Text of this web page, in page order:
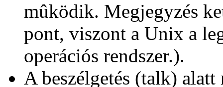
mûködik. Megjegyzés
pont, viszont a Unix a
operációs rendszer.).
A beszélgetés (talk)